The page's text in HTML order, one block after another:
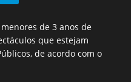
de 3 anos de
que estejam
de acordo com o